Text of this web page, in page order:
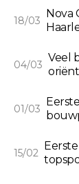
18/03
Nova
04/03
Veel
01/03
15/02